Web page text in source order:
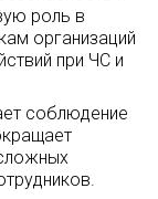
роль в
организаций
при ЧС и
соблюдение